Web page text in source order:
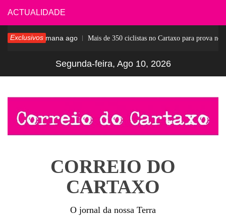
Skip
to
content
ACTUALIDADE
Exclusivos
1 semana ago Mais de 350 ciclistas no Cartaxo para prova
Segunda-feira, Ago 10, 2026
CORREIO DO
CARTAXO
O jornal da nossa Terra